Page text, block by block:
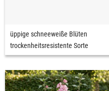
üppige schneeweiße Blüten
trockenheitsresistente Sorte